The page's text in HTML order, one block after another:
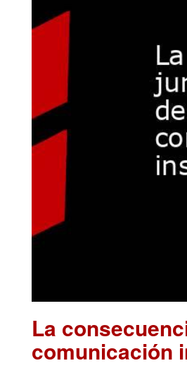
La
comunicación